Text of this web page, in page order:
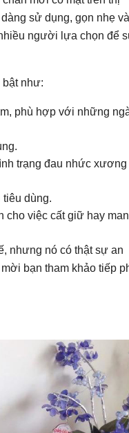
sử dụng, gọn nhẹ và
người lựa chọn để
bật như:
phù hợp với những
trạng đau nhức xương
dùng.
cho việc cất giữ hay
nhưng nó có thật sự an
bạn tham khảo tiếp